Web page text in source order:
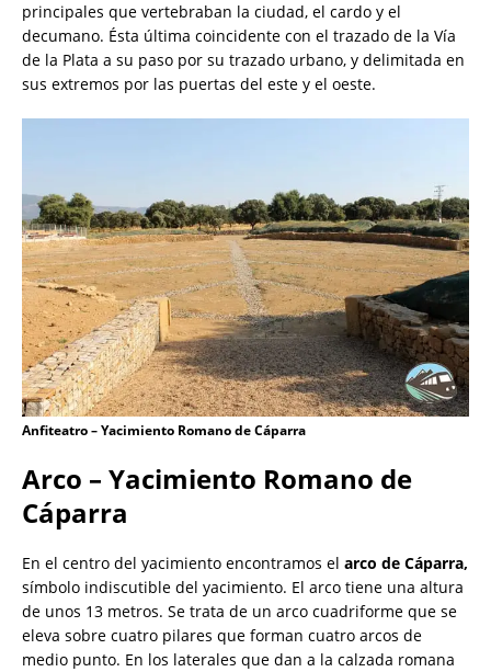
principales que vertebraban la ciudad, el cardo y el
decumano. Ésta última coincidente con el trazado de la Vía
de la Plata a su paso por su trazado urbano, y delimitada en
sus extremos por las puertas del este y el oeste.
Anfiteatro – Yacimiento Romano de Cáparra
Arco – Yacimiento Romano de
Cáparra
En el centro del yacimiento encontramos el arco de Cáparra,
símbolo indiscutible del yacimiento. El arco tiene una altura
de unos 13 metros. Se trata de un arco cuadriforme que se
eleva sobre cuatro pilares que forman cuatro arcos de
medio punto. En los laterales que dan a la calzada romana